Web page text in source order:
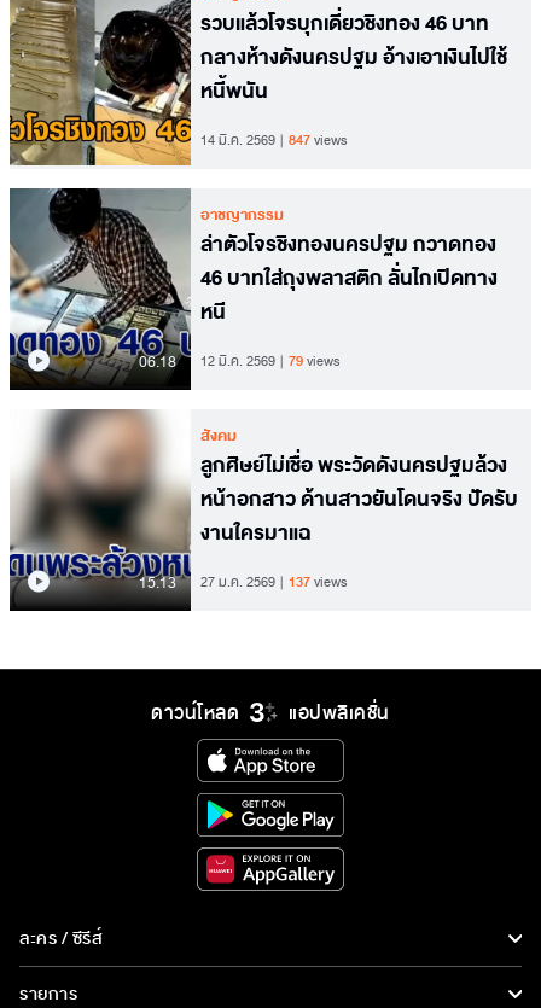
รวบแล้วโจรบุกเดี่ยวชิงทอง 46 บาท
กลางห้างดังนครปฐม อ้างเอาเงินไปใช้
หนี้พนัน
14 มี.ค. 2569 847views
06.18
อาชญากรรม
ล่าตัวโจรชิงทองนครปฐม กวาดทอง
46 บาทใส่ถุงพลาสติก ลั่นไกเปิดทาง
หนี
12 มี.ค. 2569 79views
15.13
สังคม
ลูกศิษย์ไม่เชื่อ พระวัดดังนครปฐมล้วง
หน้าอกสาว ด้านสาวยันโดนจริง ปัดรับ
งานใครมาแฉ
27 ม.ค. 2569 137views
ดาวน์โหลด แอปพลิเคชั่น
ละคร / ซีรีส์
รายการ